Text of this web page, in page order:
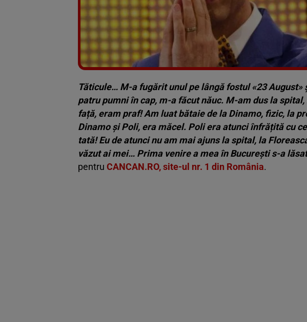
Tăticule… M-a fugărit unul pe lângă fostul «23 August»
patru pumni în cap, m-a făcut năuc. M-am dus la
față, eram praf! Am luat bătaie de la Dinamo, fizic, la
Dinamo și Poli, era măcel. Poli era atunci înfrățită cu
tată! Eu de atunci nu am mai ajuns la spital, la
văzut ai mei… Prima venire a mea în București s-a
pentru CANCAN.RO, site-ul nr. 1 din România.